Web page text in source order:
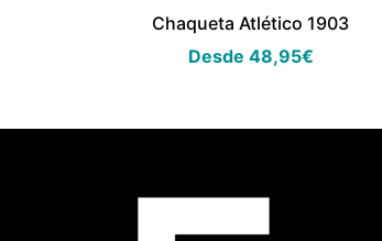
Chaqueta Atlético 1903
Desde 48,95€